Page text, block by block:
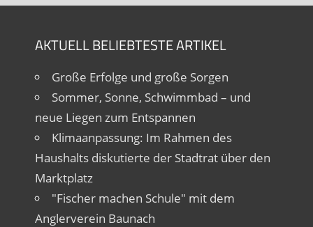
AKTUELL BELIEBTESTE ARTIKEL
Große Erfolge und große Sorgen
Sommer, Sonne, Schwimmbad – und
neue Liegen zum Entspannen
Klimaanpassung: Im Rahmen des
Haushalts diskutierte der Stadtrat über den
Marktplatz
"Fischer machen Schule" mit dem
Anglerverein Baunach